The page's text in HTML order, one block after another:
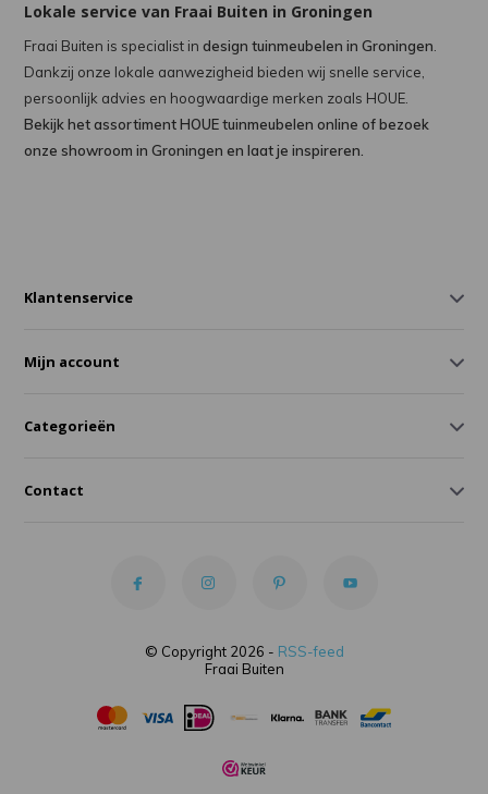
Lokale service van Fraai Buiten in Groningen
Fraai Buiten is specialist indesign tuinmeubelen in Groningen
Dankzij onze lokale aanwezigheid bieden wij snelle service,
persoonlijk advies en hoogwaardige merken zoals HOUE.
Bekijk het assortiment HOUE tuinmeubelen online of bezoek
onze showroom in Groningen en laat je inspireren.
Klantenservice
Mijn account
Categorieën
Contact
© Copyright 2026 - RSS-feed
Fraai Buiten